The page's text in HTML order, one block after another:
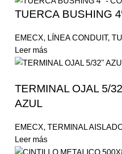
TUERCA BUSHING
EMECX, LÍNEA CONDUIT,
Leer más
TERMINAL OJAL 5/
AZUL
EMECX, TERMINAL
Leer más